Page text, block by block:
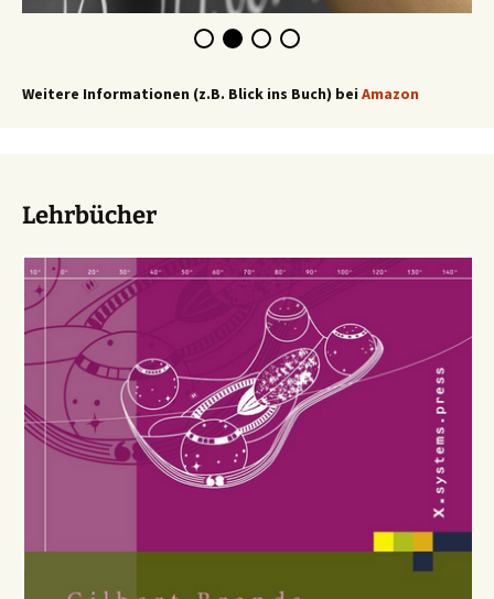
Weitere Informationen (z.B. Blick ins Buch) bei Amazon
Lehrbücher